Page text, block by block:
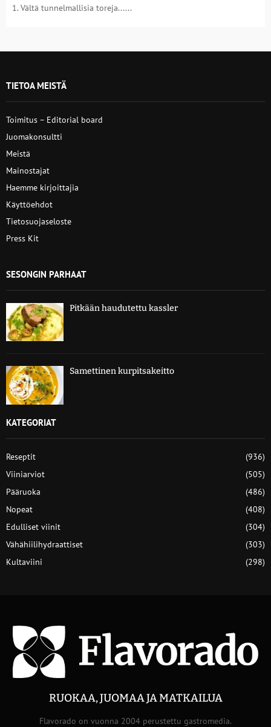
1. Vältä tunnelmallisia toreja......
TIETOA MEISTÄ
Toimitus – Editorial board
Juomakonsultti
Meistä
Mainostajat
Haemme kirjoittajia
Käyttöehdot
Tietosuojaseloste
Press Kit
SESONGIN PARHAAT
Pitkään haudutettu kassler
Samettinen kurpitsakeitto
KATEGORIAT
Reseptit
(936)
Viiniarviot
(505)
Pääruoka
(486)
Nopeat
(408)
Edulliset viinit
(304)
Vähähiilihydraattiset
(303)
Kultaviini
(298)
RUOKAA, JUOMAA JA MATKAILUA
Flavorado on vuonna 2004 perustettu gastromedia.